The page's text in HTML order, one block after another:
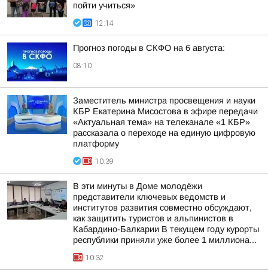
пойти учиться»
12:14
Прогноз погоды в СКФО на 6 августа:
08:10
Заместитель министра просвещения и науки
КБР Екатерина Мисостова в эфире передачи
«Актуальная тема» на телеканале «1 КБР»
рассказала о переходе на единую цифровую
платформу
10:39
В эти минуты в Доме молодёжи
представители ключевых ведомств и
институтов развития совместно обсуждают,
как защитить туристов и альпинистов в
Кабардино-Балкарии В текущем году курорты
республики приняли уже более 1 миллиона...
10:32